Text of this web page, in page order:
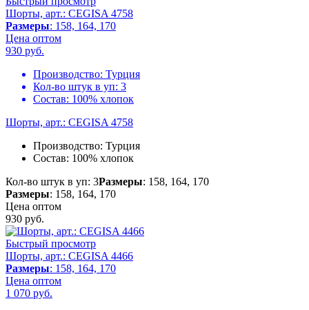
Шорты, арт.: CEGISA 4758
Размеры: 158, 164, 170
Цена оптом
930 руб.
Производство: Турция
Кол-во штук в уп: 3
Состав: 100% хлопок
Шорты, арт.: CEGISA 4758
Производство: Турция
Состав: 100% хлопок
Кол-во штук в уп: 3Размеры: 158, 164, 170
Размеры: 158, 164, 170
Цена оптом
930 руб.
Быстрый просмотр
Шорты, арт.: CEGISA 4466
Размеры: 158, 164, 170
Цена оптом
1 070 руб.